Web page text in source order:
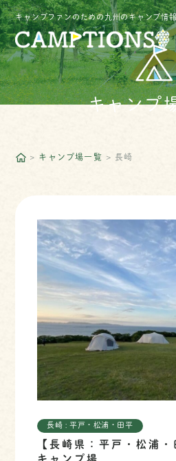
キャンプファンのための九州のキャンプ情
キャンプ
キャンプ場一覧 長崎
長崎 : 平戸・松浦・田平
【長崎県：平戸・松浦